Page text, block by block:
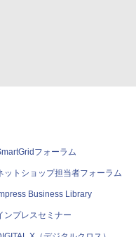
フォーラム
ットショップ担当者フォーラム
Business Library
ンプレスセミナー